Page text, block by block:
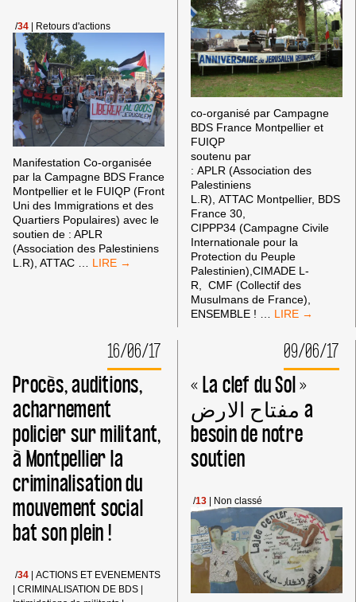
/34 Retours d'actions
Manifestation Co-organisée
par la Campagne BDS France
Montpellier et le FUIQP (Front
Uni des Immigrations et des
Quartiers Populaires) avec le
soutien de : APLR
(Association des Palestiniens
L.R), ATTAC … MONTPELLIER
COMMÉMORATIVE
L’ANNEXION
DE
JÉRUSALEM
PAR
ISRAËL
co-organisé par Campagne
BDS France Montpellier et
FUIQP
soutenu par
: APLR (Association des
Palestiniens
L.R), ATTAC Montpellier, BDS
France 30,
CIPPP34 (Campagne Civile
Internationale pour la
Protection du Peuple
Palestinien),CIMADE L-
R, CMF (Collectif des
Musulmans de France),
ENSEMBLE ! … LA
COLONIALE
DITE
DE
«JÉRUSALEM»
MONTPELLIER
:
ON
16/06/17
Procès, auditions,
acharnement
policier sur militant,
à Montpellier la
criminalisation du
mouvement social
bat son plein !
/34
ACTIONS ET EVENEMENTS
CRIMINALISATION DE BDS
09/06/17
« La clef du Sol »
مفتاح الارض a
besoin de notre
soutien
/13 Non classé